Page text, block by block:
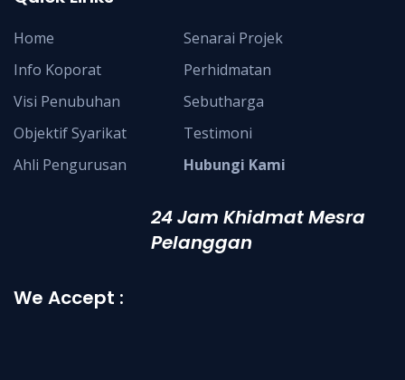
Home
Info Koporat
Visi Penubuhan
Objektif Syarikat
Ahli Pengurusan
Senarai Projek
Perhidmatan
Sebutharga
Testimoni
Hubungi Kami
24 Jam Khidmat Mesra
Pelanggan
We Accept :